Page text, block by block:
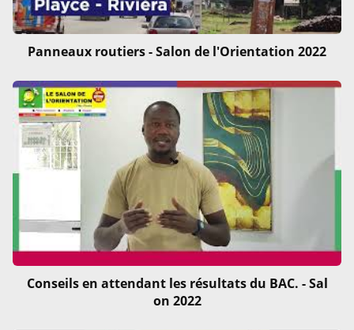
Panneaux routiers - Salon de l'Orientation 2022
Conseils en attendant les résultats du BAC. - Sal
on 2022